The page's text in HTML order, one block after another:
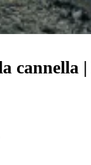
cannella